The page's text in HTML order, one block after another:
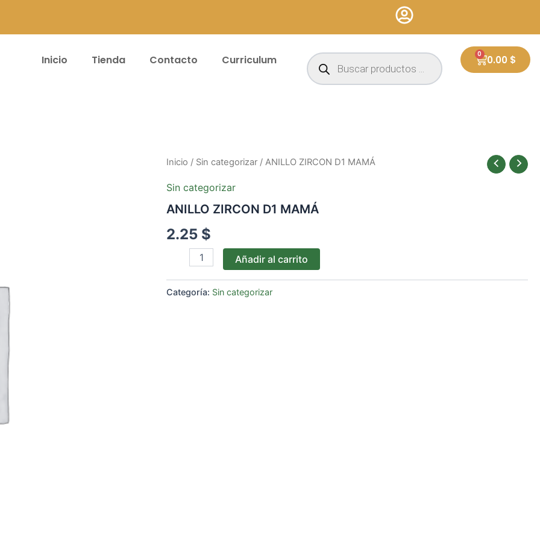
Inicio Tienda Contacto Curriculum
Búsqueda
de
productos
0.00 $
0
Cart
Inicio / Sin categorizar / ANILLO ZIRCON D1 MAMÁ
Sin categorizar
ANILLO ZIRCON D1 MAMÁ
2.25 $
ANILLO
D1
cantidad
Añadir al carrito
Categoría: Sin categorizar